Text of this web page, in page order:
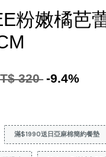
粉嫩橘芭
320 -9.4%
滿$1990送日亞麻棉簡約餐墊